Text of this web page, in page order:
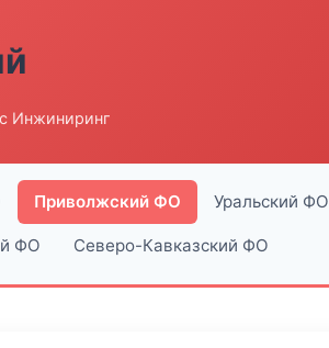
Инжиниринг
Приволжский ФО Уральский ФО
ФО Северо-Кавказский ФО